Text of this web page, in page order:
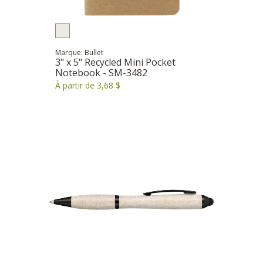
Marque: Bullet
3" x 5" Recycled Mini Pocket
Notebook - SM-3482
À partir de 3,68 $